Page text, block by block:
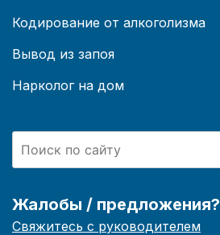
Кодирование от алкоголизма
Вывод из запоя
Нарколог на дом
Жалобы / предложения?
Свяжитесь с руководителем